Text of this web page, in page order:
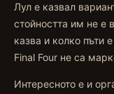
Лул е казвал
стойността им не е
казва и колко пъти
Final Four не са
Интересното е и